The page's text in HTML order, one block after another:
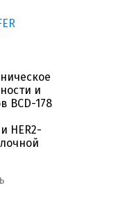
и
BCD-178
HER2-